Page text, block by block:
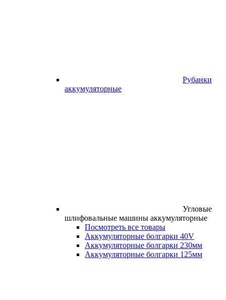
Рубанки
аккумуляторные
Угловые
шлифовальные машины аккумуляторные
Посмотреть все товары
Аккумуляторные болгарки 40V
Аккумуляторные болгарки 230мм
Аккумуляторные болгарки 125мм